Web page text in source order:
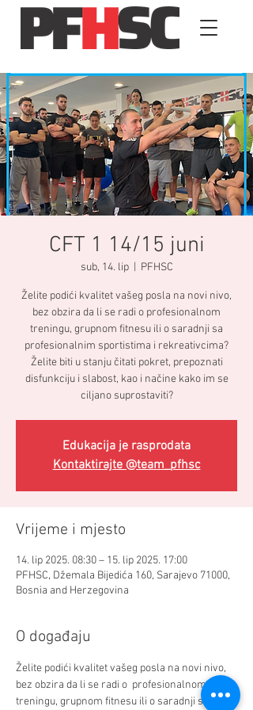
CFT 1 14/15 juni
sub, 14. lip
  |
PFHSC
Želite podići kvalitet vašeg posla na novi nivo,
bez obzira da li se radi o profesionalnom
treningu, grupnom fitnesu ili o saradnji sa
profesionalnim sportistima i rekreativcima?
Želite biti u stanju čitati pokret, prepoznati
disfunkciju i slabost, kao i načine kako im se
ciljano suprostaviti?
Edukacija je rasprodata
Kontaktirajte @team_pfhsc
Vrijeme i mjesto
14. lip 2025. 08:30 – 15. lip 2025. 17:00
PFHSC, Džemala Bijedića 160, Sarajevo 71000,
Bosnia and Herzegovina
O događaju
Želite podići kvalitet vašeg posla na novi nivo,
bez obzira da li se radi o  profesionalnom
treningu, grupnom fitnesu ili o saradnji sa